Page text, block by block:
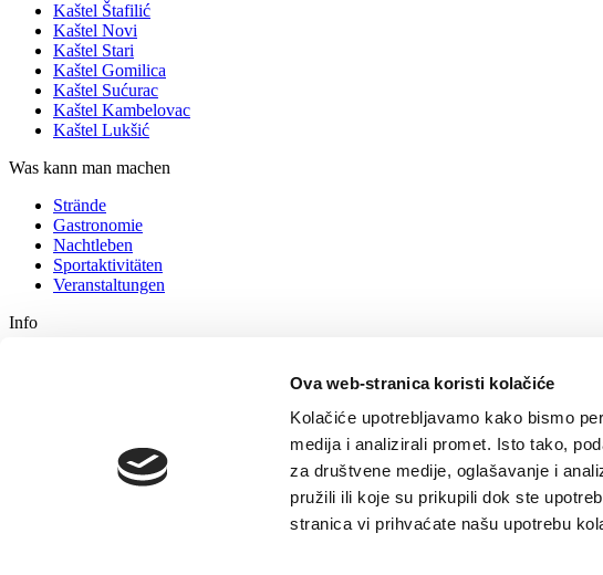
Ova web-stranica koristi kolačiće
Kolačiće upotrebljavamo kako bismo
medija i analizirali promet. Isto tako,
za društvene medije, oglašavanje i
pružili ili koje su prikupili dok ste
stranica vi prihvaćate našu upotrebu
Kaštel Štafilić
Kaštel Novi
Kaštel Stari
Kaštel Gomilica
Kaštel Sućurac
Kaštel Kambelovac
Kaštel Lukšić
Was kann man machen
Strände
Gastronomie
Nachtleben
Sportaktivitäten
Veranstaltungen
Info